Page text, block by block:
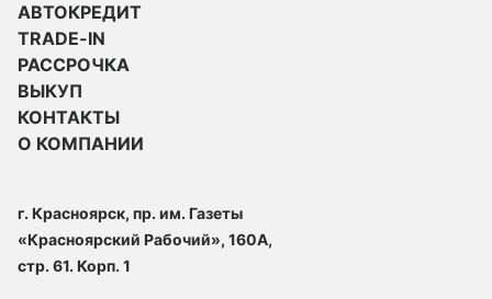
АВТОКРЕДИТ
TRADE-IN
РАССРОЧКА
ВЫКУП
КОНТАКТЫ
О КОМПАНИИ
г. Красноярск, пр. им. Газеты
«Красноярский Рабочий», 160А,
стр. 61. Корп. 1